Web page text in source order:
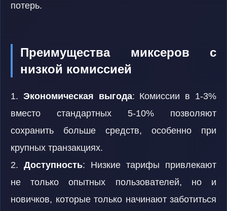
потерь.
Преимущества миксеров с
низкой комиссией
1. Экономическая выгода: Комиссии в 1-3%
вместо стандартных 5-10% позволяют
сохранить больше средств, особенно при
крупных транзакциях.
2. Доступность: Низкие тарифы привлекают
не только опытных пользователей, но и
новичков, которые только начинают заботиться